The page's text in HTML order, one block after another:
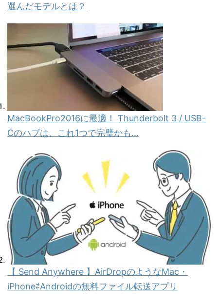
選んだモデルとは？
MacBookPro2016に最適！ Thunderbolt 3 / USB-
Cのハブは、これ1つで完璧かも…
【 Send Anywhere 】AirDropのようなMac・
iPhone⇄Androidの無料ファイル転送アプリ